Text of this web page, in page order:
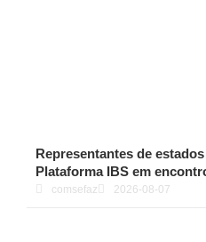
Representantes de
Plataforma IBS em
comsefaz 2026-08-07